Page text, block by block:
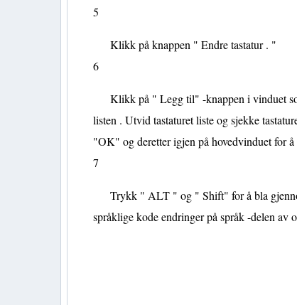
5
Klikk på knappen " Endre tastatur . "
6
Klikk på " Legg til" -knappen i vinduet
listen . Utvid tastaturet liste og sjekke
"OK" og deretter igjen på hovedvinduet for
7
Trykk " ALT " og " Shift" for å bla
språklige kode endringer på språk -delen